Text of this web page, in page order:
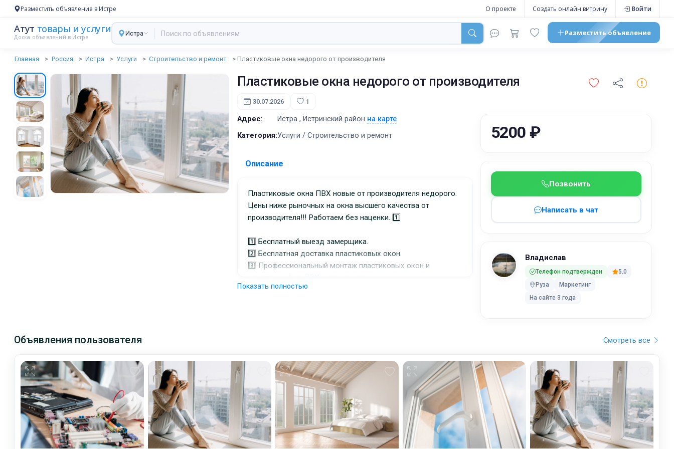
Разместить объявление в Истре О проекте Создать онлайн витрину Войти
Атут товары и услуги
Доска объявлений в Истре
Истра Разместитьобъявление
Главная Россия Истра Услуги Строительство и ремонт Пластиковые окна недорого от производителя
Пластиковые окна недорого от производителя
30.07.2026 1
5200 ₽
Позвонить
Написать в чат
Владислав
Телефон подтвержден
5.0
Руза
Маркетинг
На сайте 3 года
Адрес: Истра , Истринский район на карте
Категория:Услуги / Строительство и ремонт
Описание
Пластиковые окна ПВХ новые от производителя недорого.
Цены ниже рыночных на окна высшего качества от
производителя!!! Работаем без наценки. 1️⃣
1️⃣ Бесплатный выезд замерщика.
2️⃣ Бесплатная доставка пластиковых окон.
3️⃣ Профессиональный монтаж пластиковых окон и
4️⃣ Оставляем порядок по окончании работ.
☑️ Быстрое изготовление и доставка окон ПВХ.
☑️ Есть в наличии Б/У окна по низкой цене.
☑️ &amp;quot;Окна в трейд-ин&amp;quot; забираем ваши
старые окна, а Вы получаете новые окна ПВХ со скидкой.
☑️ Изготовления ПВХ и алюминиевых окон любой
сложности.
☑️ Работаем без посредников. Все окна рассчитываются по
Показать полностью
Объявления пользователя Смотреть все